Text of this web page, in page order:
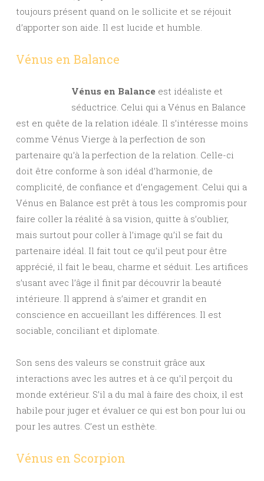
toujours présent quand on le sollicite et se réjouit
d’apporter son aide. Il est lucide et humble.
Vénus en Balance
Vénus en Balance est idéaliste et
séductrice. Celui qui a Vénus en Balance
est en quête de la relation idéale. Il s’intéresse moins
comme Vénus Vierge à la perfection de son
partenaire qu’à la perfection de la relation. Celle-ci
doit être conforme à son idéal d’harmonie, de
complicité, de confiance et d’engagement. Celui qui a
Vénus en Balance est prêt à tous les compromis pour
faire coller la réalité à sa vision, quitte à s’oublier,
mais surtout pour coller à l’image qu’il se fait du
partenaire idéal. Il fait tout ce qu’il peut pour être
apprécié, il fait le beau, charme et séduit. Les artifices
s’usant avec l’âge il finit par découvrir la beauté
intérieure. Il apprend à s’aimer et grandit en
conscience en accueillant les différences. Il est
sociable, conciliant et diplomate.
Son sens des valeurs se construit grâce aux
interactions avec les autres et à ce qu’il perçoit du
monde extérieur. S’il a du mal à faire des choix, il est
habile pour juger et évaluer ce qui est bon pour lui ou
pour les autres. C’est un esthète.
Vénus en Scorpion